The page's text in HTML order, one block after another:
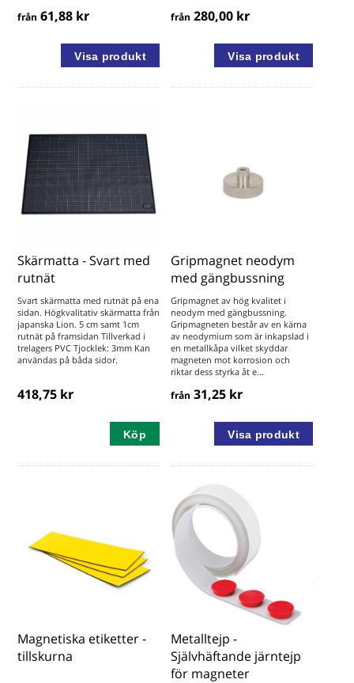
från 61,88 kr från 280,00 kr
Skärmatta - Svart med
rutnät
Svart skärmatta med rutnät på ena
sidan. Högkvalitativ skärmatta från
japanska Lion. 5 cm samt 1cm
rutnät på framsidan Tillverkad i
trelagers PVC Tjocklek: 3mm Kan
användas på båda sidor.
418,75 kr
Köp
Gripmagnet neodym
med gängbussning
Gripmagnet av hög kvalitet i
neodym med gängbussning.
Gripmagneten består av en kärna
av neodymium som är inkapslad i
en metallkåpa vilket skyddar
magneten mot korrosion och
riktar dess styrka åt e...
från 31,25 kr
Magnetiska etiketter -
tillskurna
Metalltejp -
Självhäftande järntejp
för magneter